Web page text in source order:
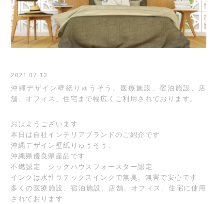
2021.07.13
沖縄デザイン壁紙りゅうそう。医療施設、宿泊施設、店
舗、オフィス、住宅まで幅広くご利用されております。
おはようございます
本日は自社インテリアブランドのご紹介です
沖縄デザイン壁紙りゅうそう。
沖縄県優良県産品です
不燃認定 シックハウスフォースター認定
インクは水性ラテックスインクで無臭、無害で安心です
多くの医療施設、宿泊施設、店舗、オフィス、住宅に使用
されております